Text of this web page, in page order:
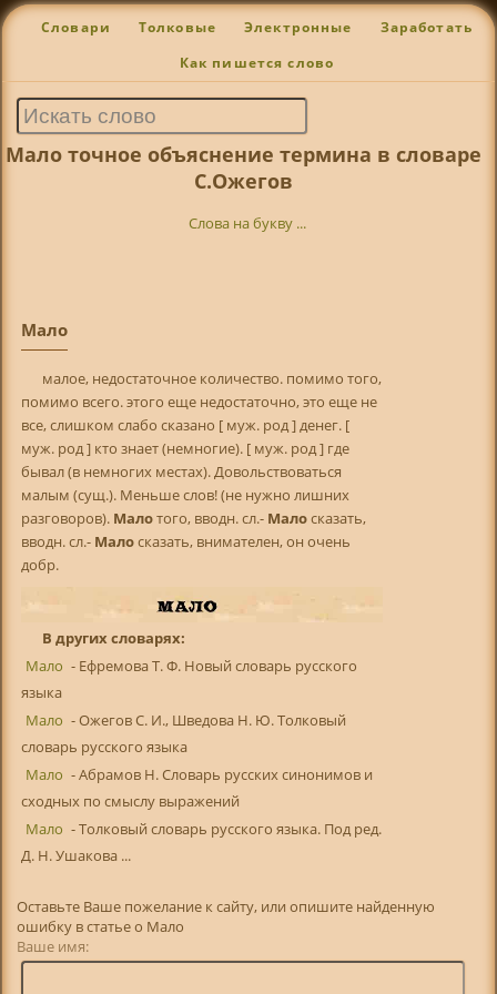
Словари Толковые Электронные Заработать
Как пишется слово
Мало точное объяснение термина в словаре
С.Ожегов
Слова на букву ...
Мало
малое, недостаточное количество. помимо того,
помимо всего. этого еще недостаточно, это еще не
все, слишком слабо сказано [ муж. род ] денег. [
муж. род ] кто знает (немногие). [ муж. род ] где
бывал (в немногих местах). Довольствоваться
малым (сущ.). Меньше слов! (не нужно лишних
разговоров). Малотого, вводн. сл.- Малосказать,
вводн. сл.- Малосказать, внимателен, он очень
добр.
В других словарях:
Мало - Ефремова Т. Ф. Новый словарь русского
языка
Мало - Ожегов С. И., Шведова Н. Ю. Толковый
словарь русского языка
Мало - Абрамов Н. Словарь русских синонимов и
сходных по смыслу выражений
Мало - Толковый словарь русского языка. Под ред.
Д. Н. Ушакова ...
Оставьте Ваше пожелание к сайту, или опишите найденную
ошибку в статье о Мало
Ваше имя: